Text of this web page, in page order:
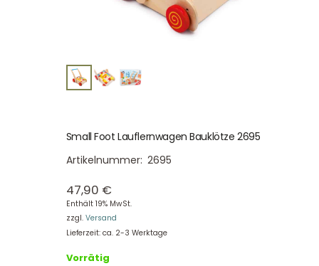
Small Foot Lauflernwagen Bauklötze 2695
Artikelnummer: 2695
47,90 €
Enthält 19% MwSt.
zzgl. Versand
Lieferzeit: ca. 2-3 Werktage
Vorrätig